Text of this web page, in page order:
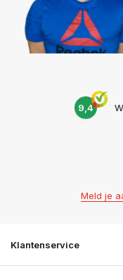
9,4
Meld je
Klantenservice